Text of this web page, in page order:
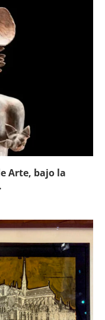
Arte, bajo la